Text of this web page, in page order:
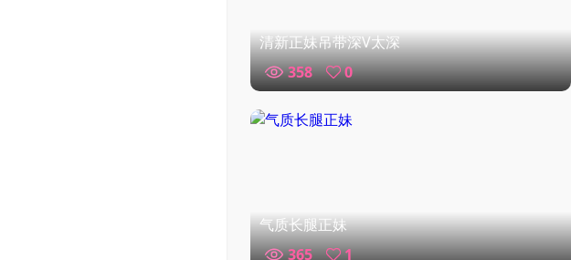
清新正妹吊带深V太深
358
0
气质长腿正妹
365
1